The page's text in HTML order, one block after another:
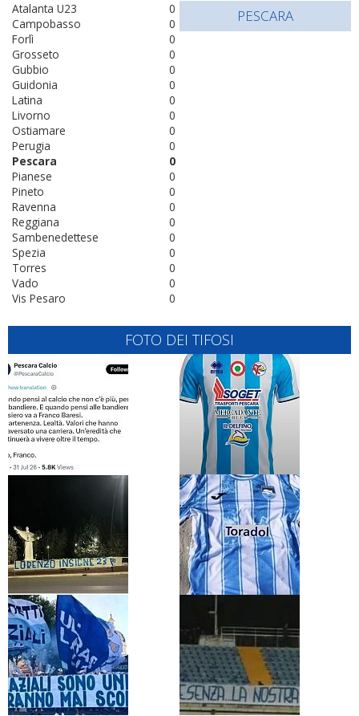
0
Atalanta U23
0
Campobasso
0
Forlì
0
Grosseto
0
Gubbio
0
Guidonia
0
Latina
0
Livorno
0
Ostiamare
0
Perugia
0
Pescara
0
Pianese
0
Pineto
0
Ravenna
0
Reggiana
0
Sambenedettese
0
Spezia
0
Torres
0
Vado
0
Vis Pesaro
PESCARA
FOTO DEI TIFOSI